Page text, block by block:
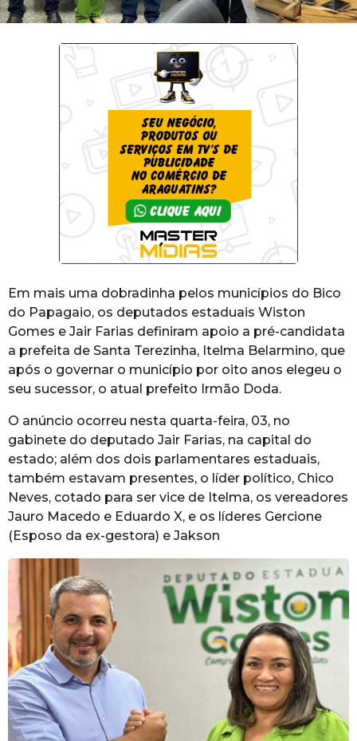
Em mais uma dobradinha pelos municípios do Bico
do Papagaio, os deputados estaduais Wiston
Gomes e Jair Farias definiram apoio a pré-candidata
a prefeita de Santa Terezinha, Itelma Belarmino, que
após o governar o município por oito anos elegeu o
seu sucessor, o atual prefeito Irmão Doda.
O anúncio ocorreu nesta quarta-feira, 03, no
gabinete do deputado Jair Farias, na capital do
estado; além dos dois parlamentares estaduais,
também estavam presentes, o líder político, Chico
Neves, cotado para ser vice de Itelma, os vereadores
Jauro Macedo e Eduardo X, e os líderes Gercione
(Esposo da ex-gestora) e Jakson